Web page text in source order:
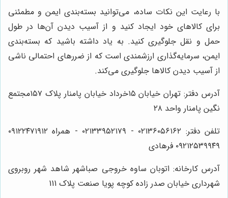
با رعایت این نکات ساده، می‌توانید بسته‌بندی ایمن و مطمئنی
برای کالاهای خود ایجاد کنید و از آسیب دیدن آن‌ها در طول
حمل و نقل جلوگیری کنید. به یاد داشته باشید که بسته‌بندی
ایمن، سرمایه‌گذاری ارزشمندی است که از ضررهای احتمالی ناشی
از آسیب دیدن کالاها جلوگیری می‌کند.
آدرس دفتر: تهران خیابان ۱۵خرداد خیابان پامنار پلاک ۱۵۷مجتمع
نگین پامنار واحد ۲۸
تلفن دفتر: ۰۲۱۳۶۰۵۶۱۶۲ - ۰۲۱۳۳۹۵۲۱۷۹ - همراه ۰۹۱۲۲۴۷۱۹۱۲
۰۹۲۱۲۵۳۹۹۴۹ فرهادی
آدرس کارخانه: اتوبان ساوه خروجی صباشهر شاهد شهر روبروی
شهرداری خیابان صدر زاده کوچه پویا صنعت پلاک 111